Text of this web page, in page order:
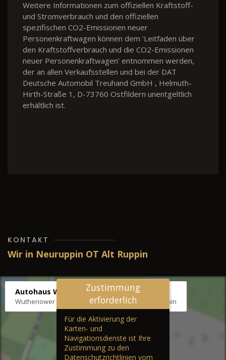
Weitere Informationen zum offiziellen Kraftstoff-
und Stromverbrauch und den offiziellen
spezifischen CO2-Emissionen neuer
Personenkraftwagen können dem 'Leitfaden über
den Kraftstoffverbrauch und die CO2-Emissionen
neuer Personenkraftwagen' entnommen werden,
der an allen Verkaufsstellen und bei der DAT
Deutsche Automobil Treuhand GmbH , Helmuth-
Hirth-Straße 1, D-73760 Ostfildern unentgeltlich
erhältlich ist.
KONTAKT
Wir in Neuruppin OT Alt Ruppin
Autohaus Wernicke
Wuthenower Str. 12b, 16827 Neuruppin OT Alt Ruppin
Zustimmung
erforderlich
Für die Aktivierung der
Karten- und
Navigationsdienste ist Ihre
Zustimmung zu den
Datenschutzrichtlinien vom